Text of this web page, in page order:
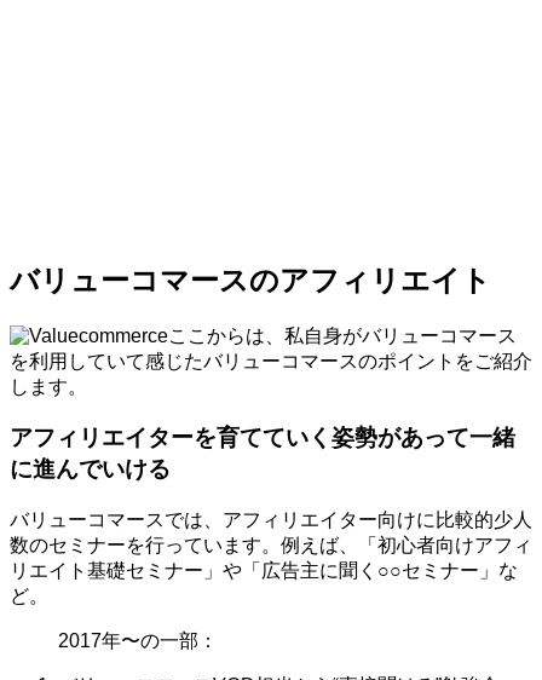
バリューコマースのアフィリエイト
ここからは、私自身がバリューコマース
を利用していて感じたバリューコマースのポイントをご紹介
します。
アフィリエイターを育てていく姿勢があって一緒
に進んでいける
バリューコマースでは、アフィリエイター向けに比較的少人
数のセミナーを行っています。例えば、「初心者向けアフィ
リエイト基礎セミナー」や「広告主に聞く○○セミナー」な
ど。
2017年〜の一部：